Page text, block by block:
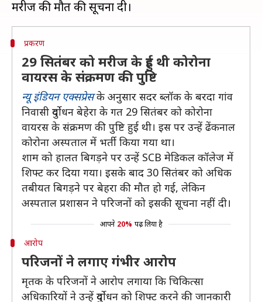
प्रकरण
29 सितंबर को मरीज के हुई थी कोरोना
वायरस के संक्रमण की पुष्टि
न्यू इंडियन एक्सप्रेसके अनुसार सदर ब्लॉक के बरदा गांव
निवासी दुर्योधन बेहेरा के गत 29 सितंबर को कोरोना
वायरस के संक्रमण की पुष्टि हुई थी। इस पर उन्हें ढेंकनाल
कोरोना अस्पताल में भर्ती किया गया था।
शाम को हालत बिगड़ने पर उन्हें SCB मेडिकल कॉलेज में
शिफ्ट कर दिया गया। इसके बाद 30 सितंबर को अधिक
तबीयत बिगड़ने पर बेहरा की मौत हो गई, लेकिन
अस्पताल प्रशासन ने परिजनों को इसकी सूचना नहीं दी।
आपने 20% पढ़ लिया है
आरोप
परिजनों ने लगाए गंभीर आरोप
मृतक के परिजनों ने आरोप लगाया कि चिकित्सा
अधिकारियों ने उन्हें दुर्योधन को शिफ्ट करने की जानकारी